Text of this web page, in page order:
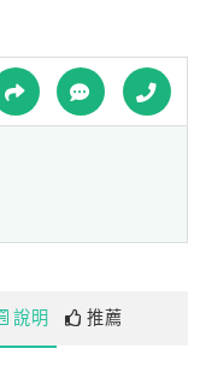
說明 推薦